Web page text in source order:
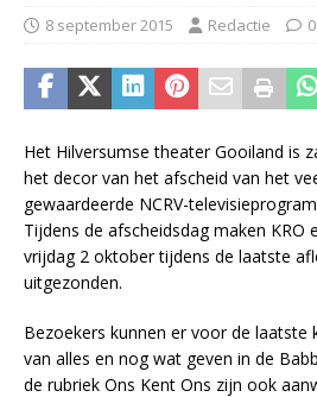
8 september 2015 Redactie 0
Het Hilversumse theater Gooiland is
het decor van het afscheid van het
gewaardeerde NCRV-
Tijdens de afscheidsdag maken KRO
vrijdag 2 oktober tijdens de laatste
uitgezonden.
Bezoekers kunnen er voor de laatste
van alles en nog wat geven in de
de rubriek Ons Kent Ons zijn ook